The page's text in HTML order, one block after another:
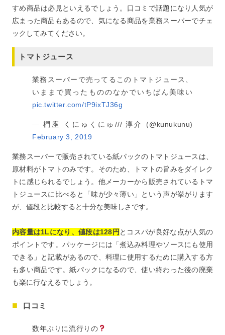
すめ商品は必見といえるでしょう。口コミで話題になり人気が
広まった商品もあるので、気になる商品を業務スーパーでチェ
ックしてみてください。
トマトジュース
業務スーパーで売ってるこのトマトジュース、
いままで買ったもののなかでいちばん美味い
pic.twitter.com/tP9ixTJ36g
— 椚座 くにゅくにゅ/// 淳介 (@kunukunu)
February 3, 2019
業務スーパーで販売されている紙パックのトマトジュースは、
原材料がトマトのみです。そのため、トマトの旨みをダイレク
トに感じられるでしょう。他メーカーから販売されているトマ
トジュースに比べると「味が少々薄い」という声が挙がります
が、値段と比較すると十分な美味しさです。
内容量は1Lになり、値段は128円 とコスパが良好な点が人気の
ポイントです。パッケージには「煮込み料理やソースにも使用
できる」と記載があるので、料理に使用するために購入する方
も多い商品です。紙パックになるので、使い終わった後の廃棄
も楽に行なえるでしょう。
口コミ
数年ぶりに流行りの